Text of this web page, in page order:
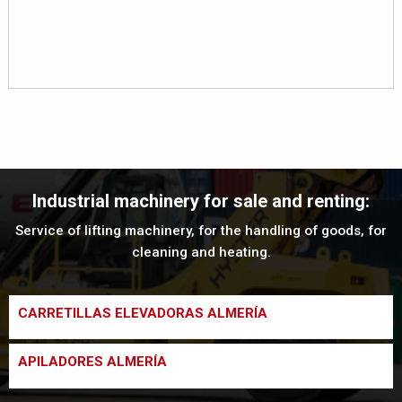
Industrial machinery for sale and renting:
Service of lifting machinery, for the handling of goods, for
cleaning and heating.
CARRETILLAS ELEVADORAS ALMERÍA
carretillas elevadoras Almería de la mejor calidad.
Ofrecemos las mejores marcas, entre las que se encuentra
APILADORES ALMERÍA